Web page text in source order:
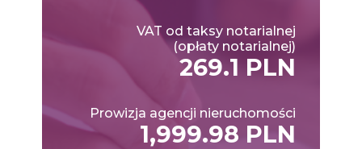
VAT od taksy notarialnej
(opłaty notarialnej)
269.1 PLN
Prowizja agencji nieruchomości
1,999.98 PLN